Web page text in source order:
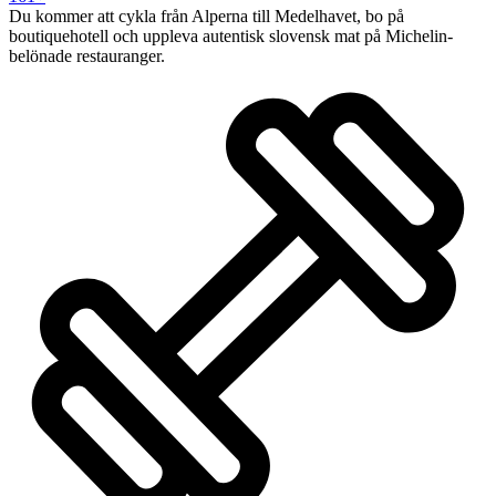
Du kommer att cykla från Alperna till Medelhavet, bo på
boutiquehotell och uppleva autentisk slovensk mat på Michelin-
belönade restauranger.